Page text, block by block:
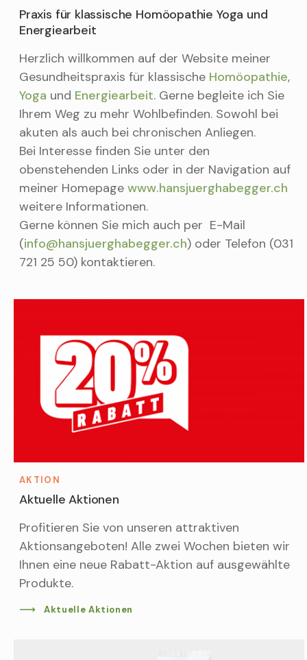
Praxis für klassische Homöopathie Yoga und
Energiearbeit
Herzlich willkommen auf der Website meiner
Gesundheitspraxis für klassische Homöopathie,
Yoga und Energiearbeit. Gerne begleite ich Sie
Ihrem Weg zu mehr Wohlbefinden. Sowohl bei
akuten als auch bei chronischen Anliegen.
Bei Interesse finden Sie unter den
obenstehenden Links oder in der Navigation auf
meiner Homepage www.hansjuerghabegger.ch
weitere Informationen.
Gerne können Sie mich auch per E-Mail
(info@hansjuerghabegger.ch) oder Telefon (031
721 25 50) kontaktieren.
AKTION
Aktuelle Aktionen
Profitieren Sie von unseren attraktiven
Aktionsangeboten! Alle zwei Wochen bieten wir
Ihnen eine neue Rabatt-Aktion auf ausgewählte
Produkte.
Aktuelle Aktionen